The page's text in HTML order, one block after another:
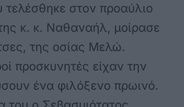
στον προαύλιο
κ. κ. Ναθαναήλ, μοίρασε
της οσίας Μελώ.
προσκυνητές είχαν την
ένα φιλόξενο πρωινό.